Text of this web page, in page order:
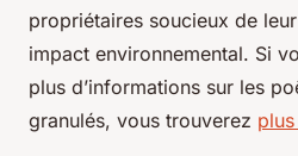
propriétaires soucieux de
impact environnemental. Si
plus d’informations sur les
granulés, vous trouverez